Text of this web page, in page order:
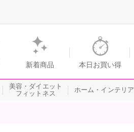
レビショッピングのショップチャンネル
新着商品 本日お買い得
美容・ダイエット
フィットネス
ホーム・インテリア